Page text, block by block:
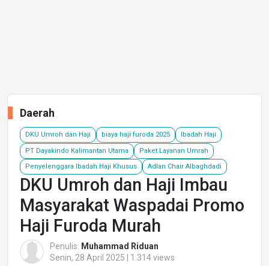
Daerah
DKU Umroh dan Haji biaya haji furoda 2025 Ibadah Haji
PT Dayakindo Kalimantan Utama Paket Layanan Umrah
Penyelenggara Ibadah Haji Khusus Adlan Chair Albaghdadi
DKU Umroh dan Haji Imbau
Masyarakat Waspadai Promo
Haji Furoda Murah
Penulis: Muhammad Riduan
Senin, 28 April 2025 | 1.314 views